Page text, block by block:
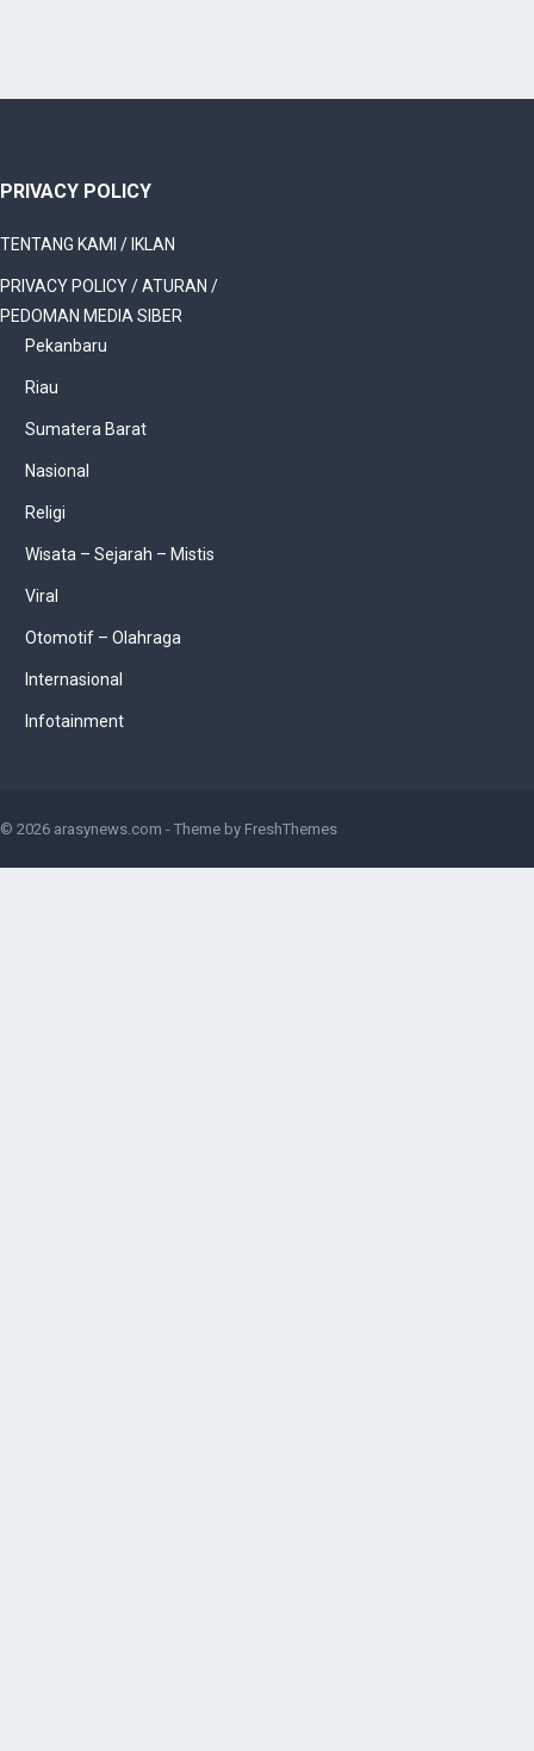
PRIVACY POLICY
TENTANG KAMI / IKLAN
PRIVACY POLICY / ATURAN /
PEDOMAN MEDIA SIBER
Pekanbaru
Riau
Sumatera Barat
Nasional
Religi
Wisata – Sejarah – Mistis
Viral
Otomotif – Olahraga
Internasional
Infotainment
© 2026 arasynews.com - Theme by FreshThemes